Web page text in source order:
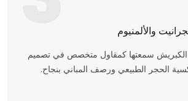
والألمنيوم
سمعتها كمقاول متخصص في تصميم
الحجر الطبيعي ورصف المباني بنجاح.